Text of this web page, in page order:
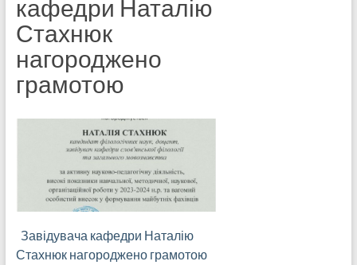
кафедри Наталію
Стахнюк
нагороджено
грамотою
Завідувача кафедри Наталію
Стахнюк нагороджено грамотою